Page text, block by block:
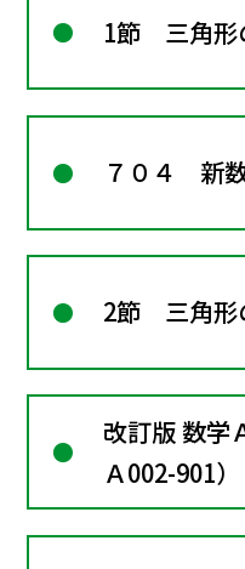
1節 三角形
７０４ 新
2節 三角形
改訂版 数学
Ａ002-901）